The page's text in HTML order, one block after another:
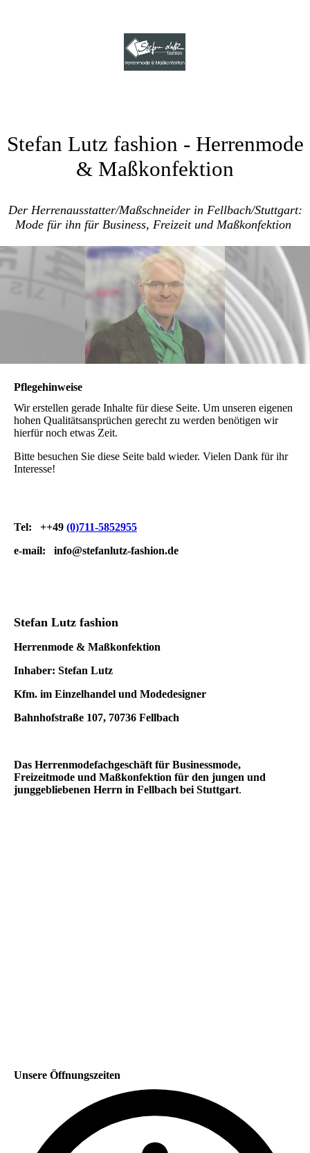
Stefan Lutz fashion - Herrenmode
& Maßkonfektion
Der Herrenausstatter/Maßschneider in Fellbach/Stuttgart:
Mode für ihn für Business, Freizeit und Maßkonfektion
Pflegehinweise
Wir erstellen gerade Inhalte für diese Seite. Um unseren eigenen
hohen Qualitätsansprüchen gerecht zu werden benötigen wir
hierfür noch etwas Zeit.
Bitte besuchen Sie diese Seite bald wieder. Vielen Dank für ihr
Interesse!
Tel: ++49 (0)711-5852955
e-mail: info@stefanlutz-fashion.de
Stefan Lutz fashion
Herrenmode & Maßkonfektion
Inhaber: Stefan Lutz
Kfm. im Einzelhandel und Modedesigner
Bahnhofstraße 107, 70736 Fellbach
Das Herrenmodefachgeschäft für Businessmode,
Freizeitmode und Maßkonfektion für den jungen und
junggebliebenen Herrn in Fellbach bei Stuttgart.
Unsere Öffnungszeiten